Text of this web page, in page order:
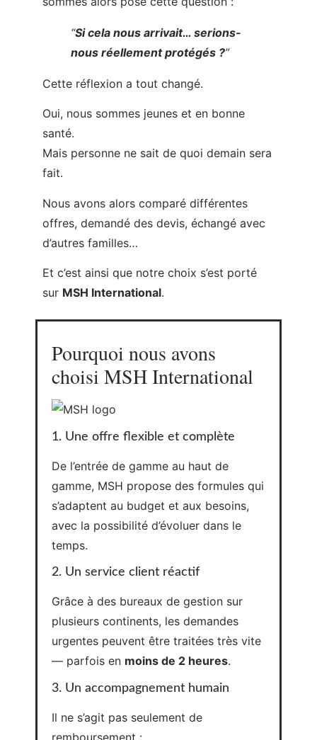
Mais personne ne sait de quoi demain sera
fait.
Nous avons alors comparé différentes
offres, demandé des devis, échangé avec
d’autres familles…
Et c’est ainsi que notre choix s’est porté
surMSH International.
Pourquoi nous avons
choisi MSH International
1. Une offre flexible et complète
De l’entrée de gamme au haut de
s’adaptent au budget et aux besoins,
avec la possibilité d’évoluer dans le
2. Un service client réactif
Grâce à des bureaux de gestion sur
plusieurs continents, les demandes
urgentes peuvent être traitées très vite
— parfois en moins de 2 heures
3. Un accompagnement humain
Il ne s’agit pas seulement de
remboursement :
il y a unsuivi médical réel, un
accompagnement et une aide en cas
4. Fiabilité et expertise